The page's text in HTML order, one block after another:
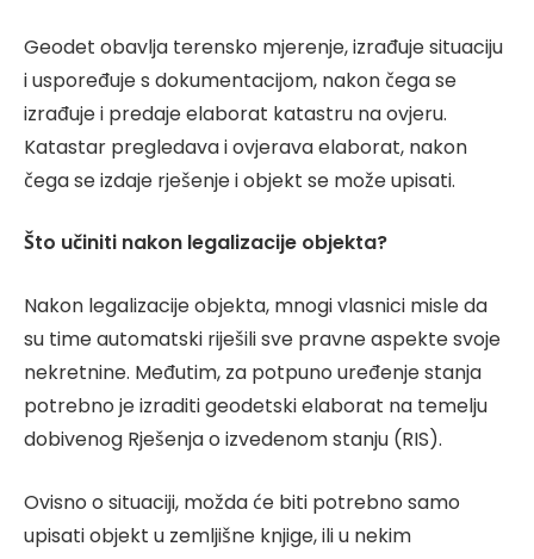
Geodet obavlja terensko mjerenje, izrađuje situaciju
i uspoređuje s dokumentacijom, nakon čega se
izrađuje i predaje elaborat katastru na ovjeru.
Katastar pregledava i ovjerava elaborat, nakon
čega se izdaje rješenje i objekt se može upisati.
Što učiniti nakon legalizacije objekta?
Nakon legalizacije objekta, mnogi vlasnici misle da
su time automatski riješili sve pravne aspekte svoje
nekretnine. Međutim, za potpuno uređenje stanja
potrebno je izraditi geodetski elaborat na temelju
dobivenog Rješenja o izvedenom stanju (RIS).
Ovisno o situaciji, možda će biti potrebno samo
upisati objekt u zemljišne knjige, ili u nekim